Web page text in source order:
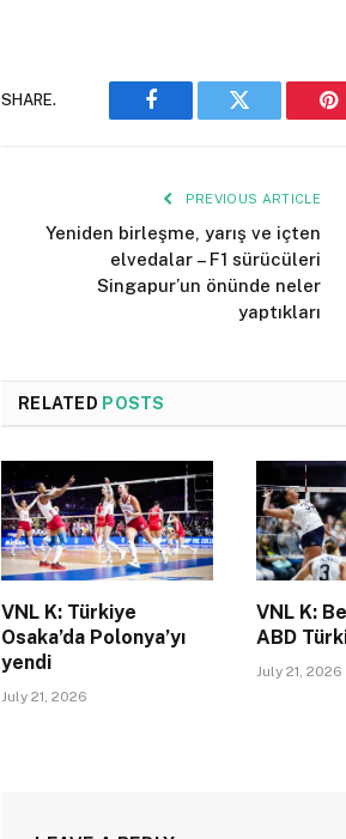
SHARE.
Facebook Twitter
PREVIOUS ARTICLE
Yeniden birleşme, yarış ve içten
elvedalar – F1 sürücüleri
Singapur’un önünde neler
yaptıkları
RELATED POSTS
VNL K: Türkiye
Osaka’da Polonya’yı
yendi
July 21, 2026
VNL K:
ABD
July 21, 2026